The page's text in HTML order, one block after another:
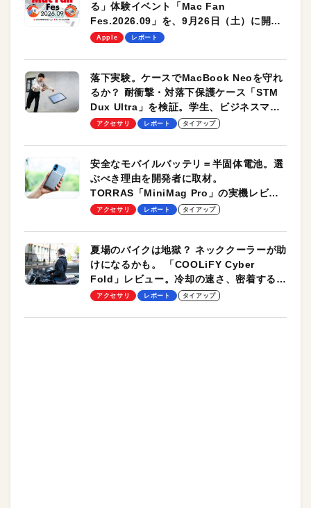
る」体験イベント「Mac Fan
Fes.2026.09」を、9月26日（土）に開催
します！
Apple レポート
落下実験。ケースでMacBook Neoを守れ
るか？ 耐衝撃・対落下保護ケース「STM
Dux Ultra」を検証。学生、ビジネスマン
のモバイルユースに最適！
アクセサリ レポート タイアップ
安全なモバイルバッテリ＝半固体電池。選
ぶべき理由を開発者に取材。
TORRAS「MiniMag Pro」の実機レビュ
ーも
アクセサリ レポート タイアップ
夏場のバイクは地獄？ ネッククーラーが助
けになるかも。 「COOLiFY Cyber
Fold」レビュー。冷却の速さ、密着する冷
却プレート、シンプルな操作性がグッド！
アクセサリ レポート タイアップ